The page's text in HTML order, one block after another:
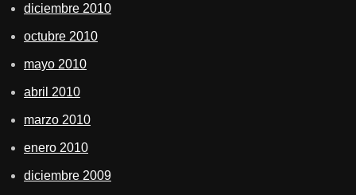
diciembre 2010
octubre 2010
mayo 2010
abril 2010
marzo 2010
enero 2010
diciembre 2009